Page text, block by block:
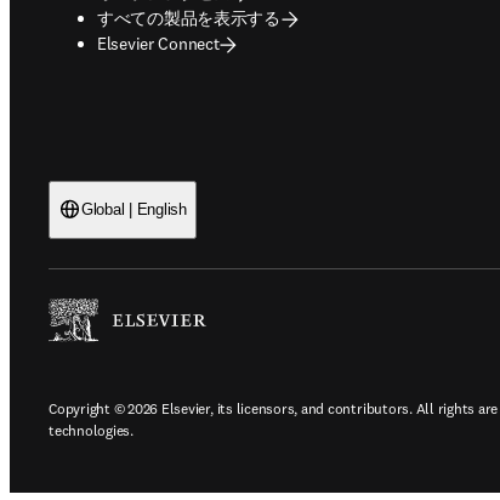
すべての製品を表示する
Elsevier Connect
Global | English
Copyright © 2026 Elsevier, its licensors, and contributors. All rights
technologies.